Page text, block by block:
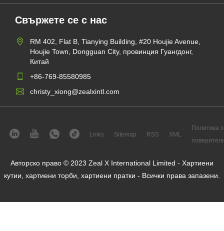
Свържете се с нас
RM 402, Flat B, Tianying Building, #20 Houjie Avenue,
Houjie Town, Dongguan City, провинция Гуангдонг,
Китай
+86-769-85580985
christy_xiong@zealxintl.com
Links Sitemap RSS XML
Политика
Авторско право © 2023 Zeal X International Limited - Хартиени
кутии, хартиени торби, хартиени пратки - Всички права запазени.